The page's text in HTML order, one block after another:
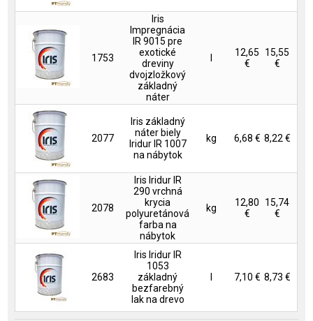
1753
Iris
Impregnácia
IR 9015 pre
exotické
dreviny
dvojzložkový
základný
náter
l
12,65
€
15,55
€
2077
Iris základný
náter biely
Iridur IR 1007
na nábytok
kg 6,68 € 8,22 €
2078
Iris Iridur IR
290 vrchná
krycia
polyuretánová
farba na
nábytok
kg
12,80
€
15,74
€
2683
Iris Iridur IR
1053
základný
bezfarebný
lak na drevo
l 7,10 € 8,73 €